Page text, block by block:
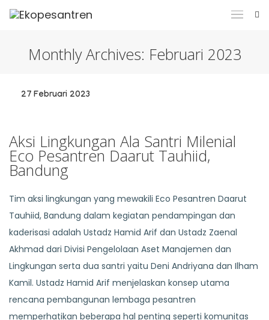
Monthly Archives: Februari 2023
27 Februari 2023
Aksi Lingkungan Ala Santri Milenial
Eco Pesantren Daarut Tauhiid,
Bandung
Tim aksi lingkungan yang mewakili Eco Pesantren Daarut
Tauhiid, Bandung dalam kegiatan pendampingan dan
kaderisasi adalah Ustadz Hamid Arif dan Ustadz Zaenal
Akhmad dari Divisi Pengelolaan Aset Manajemen dan
Lingkungan serta dua santri yaitu Deni Andriyana dan Ilham
Kamil. Ustadz Hamid Arif menjelaskan konsep utama
rencana pembangunan lembaga pesantren
memperhatikan beberapa hal penting seperti komunitas